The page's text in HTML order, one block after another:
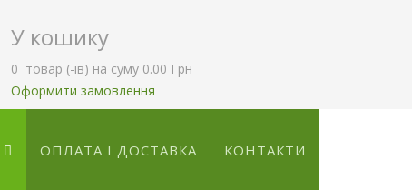
У кошику
0 товар (-ів) на суму 0.00 Грн
Оформити замовлення
ОПЛАТА І ДОСТАВКА КОНТАКТИ